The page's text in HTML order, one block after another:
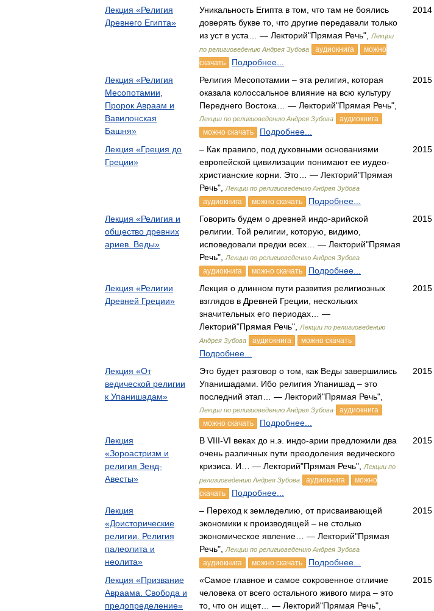
Лекция «Религия
Древнего Египта»
Уникальность Египта в том, что там не боялись
доверять букве то, что другие передавали только
из уст в уста… — Лекторий"Прямая Речь",
Лекции
по религиоведению Андрея Зубова
аудиокнига
можно
скачать
Подробнее...
2014
Лекция «Религия
Месопотамии,
Пророк Авраам и
Вавилонская
Башня»
Религия Месопотамии – эта религия, которая
оказала колоссальное влияние на всю культуру
Переднего Востока… — Лекторий"Прямая Речь",
Лекции по религиоведению Андрея Зубова
аудиокнига
можно скачать
Подробнее...
2015
Лекция «Греция до
Греции»
– Как правило, под духовными основаниями
европейской цивилизации понимают ее иудео-
христианские корни. Это… — Лекторий"Прямая
Речь",
Лекции по религиоведению Андрея Зубова
аудиокнига можно скачать Подробнее...
2015
Лекция «Религия и
общество древних
ариев. Веды»
Говорить будем о древней индо-арийской
религии. Той религии, которую, видимо,
исповедовали предки всех… — Лекторий"Прямая
Речь",
Лекции по религиоведению Андрея Зубова
аудиокнига можно скачать Подробнее...
2015
Лекция «Религии
Древней Греции»
Лекция о длинном пути развития религиозных
взглядов в Древней Греции, нескольких
значительных его периодах… —
Лекторий"Прямая Речь",
Лекции по религиоведению
Андрея Зубова
аудиокнига можно скачать
Подробнее...
2015
Лекция «От
ведической религии
к Упанишадам»
Это будет разговор о том, как Веды завершились
Упанишадами. Ибо религия Упанишад – это
последний этап… — Лекторий"Прямая Речь",
Лекции по религиоведению Андрея Зубова
аудиокнига
можно скачать
Подробнее...
2015
Лекция
«Зороастризм и
религия Зенд-
Авесты»
В VIII-VI веках до н.э. индо-арии предложили два
очень различных пути преодоления ведического
кризиса. И… — Лекторий"Прямая Речь",
Лекции по
религиоведению Андрея Зубова
аудиокнига
можно
скачать
Подробнее...
2015
Лекция
«Доисторические
религии. Религия
палеолита и
неолита»
– Переход к земледелию, от присваивающей
экономики к производящей – не столько
экономическое явление… — Лекторий"Прямая
Речь",
Лекции по религиоведению Андрея Зубова
аудиокнига можно скачать Подробнее...
2015
Лекция «Призвание
Авраама. Свобода и
предопределение»
«Самое главное и самое сокровенное отличие
человека от всего остального живого мира – это
то, что он ищет… — Лекторий"Прямая Речь",
2015